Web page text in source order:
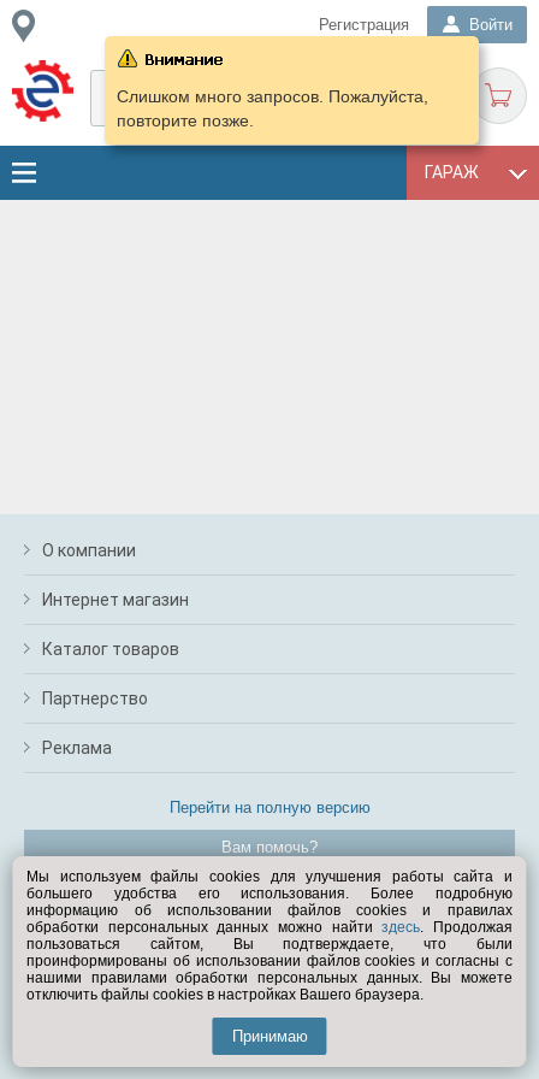
Регистрация Войти
ГАРАЖ
Слишком много запросов. Пожалуйста,
повторите позже.
О компании
Интернет магазин
Каталог товаров
Партнерство
Реклама
Перейти на полную версию
Вам помочь?
© Exist.ru 1998—2026
Мы используем файлы cookies для улучшения работы сайта и
большего удобства его использования. Более подробную
информацию об использовании файлов cookies и правилах
обработки персональных данных можно найтиздесь. Продолжая
пользоваться сайтом, Вы подтверждаете, что были
проинформированы об использовании файлов cookies и согласны с
нашими правилами обработки персональных данных. Вы можете
отключить файлы cookies в настройках Вашего браузера.
Принимаю